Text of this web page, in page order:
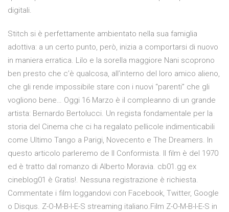
digitali.
Stitch si è perfettamente ambientato nella sua famiglia
adottiva: a un certo punto, però, inizia a comportarsi di nuovo
in maniera erratica. Lilo e la sorella maggiore Nani scoprono
ben presto che c’è qualcosa, all’interno del loro amico alieno,
che gli rende impossibile stare con i nuovi “parenti” che gli
vogliono bene… Oggi 16 Marzo è il compleanno di un grande
artista: Bernardo Bertolucci. Un regista fondamentale per la
storia del Cinema che ci ha regalato pellicole indimenticabili
come Ultimo Tango a Parigi, Novecento e The Dreamers. In
questo articolo parleremo de Il Conformista. Il film è del 1970
ed è tratto dal romanzo di Alberto Moravia. cb01.gg ex
cineblog01 è Gratis!. Nessuna registrazione è richiesta.
Commentate i film loggandovi con Facebook, Twitter, Google
o Disqus. Z-O-M-B-I-E-S streaming italiano.Film Z-O-M-B-I-E-S in